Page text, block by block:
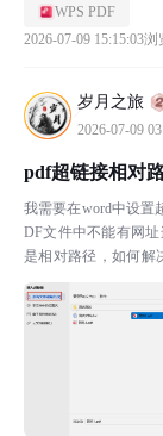
击涂鸦画笔进去手
由拖...
WPS PDF
2026-07-09 15:15:03浏
岁月之旅
2026-07-09
pdf超链接相对
我需要在word中设置
DF文件中不能有网
是相对路径，如何解